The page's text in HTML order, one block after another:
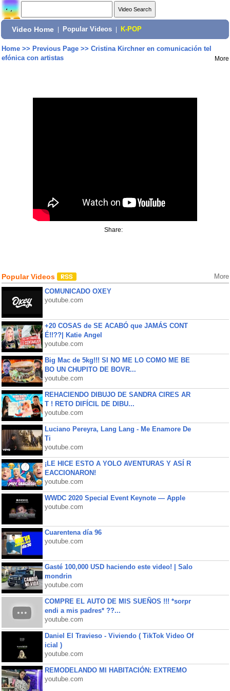
Video Home Popular Videos K-POP
Home>> Previous Page>> Cristina Kirchner en comunicación tel
efónica con artistas
More
Share:
Popular Videos More
COMUNICADO OXEY
youtube.com
+20 COSAS de SE ACABÓ que JAMÁS CONT
É!!??| Katie Angel
youtube.com
Big Mac de 5kg!!! SI NO ME LO COMO ME BE
BO UN CHUPITO DE BOVR...
youtube.com
REHACIENDO DIBUJO DE SANDRA CIRES AR
T ! RETO DIFÍCIL DE DIBU...
youtube.com
Luciano Pereyra, Lang Lang - Me Enamore De
Ti
youtube.com
¡LE HICE ESTO A YOLO AVENTURAS Y ASÍ R
EACCIONARON!
youtube.com
WWDC 2020 Special Event Keynote — Apple
youtube.com
Cuarentena día 96
youtube.com
Gasté 100,000 USD haciendo este video! | Salo
mondrin
youtube.com
COMPRE EL AUTO DE MIS SUEÑOS !!! *sorpr
endi a mis padres* ??...
youtube.com
Daniel El Travieso - Viviendo ( TikTok Video Of
icial )
youtube.com
REMODELANDO MI HABITACIÓN: EXTREMO
youtube.com